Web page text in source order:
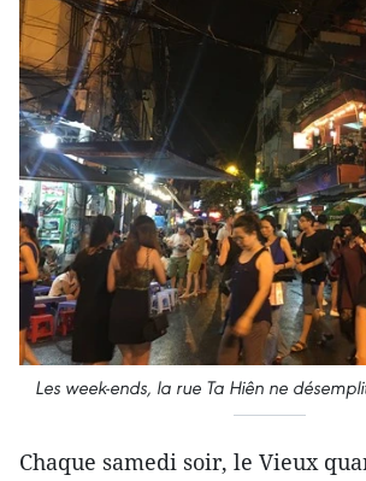
Les week-ends, la rue Ta Hiên ne
Chaque samedi soir, le Vieux